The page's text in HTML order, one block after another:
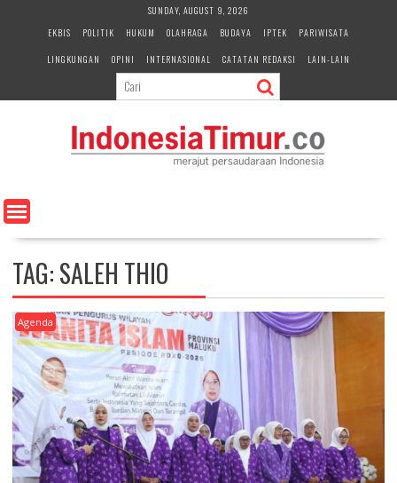
e
n
SUNDAY, AUGUST 9, 2026
EKBIS
POLITIK HUKUM OLAHRAGA BUDAYA IPTEK
PARIWISATA
LINGKUNGAN
OPINI INTERNASIONAL CATATAN REDAKSI LAIN-LAIN
TAG:SALEH THIO
Agenda